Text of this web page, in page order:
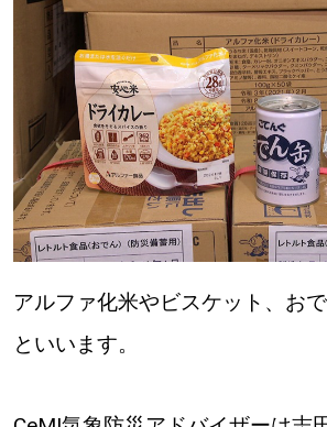
運営会社 広告掲
情報提供・お問い合わせ 利用規
プライバシーポリシー
閉じる
アルファ化米やビスケット、お
といいます。